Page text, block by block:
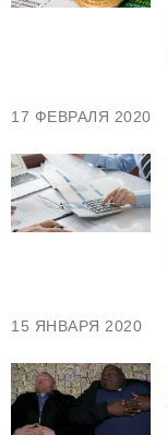
17 ФЕВРАЛЯ 2020
15 ЯНВАРЯ 2020